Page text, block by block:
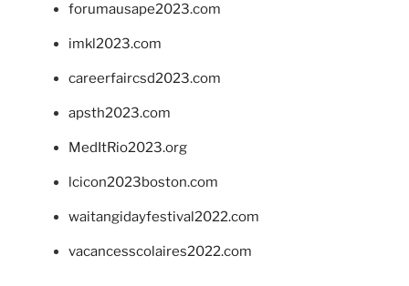
forumausape2023.com
imkl2023.com
careerfaircsd2023.com
apsth2023.com
MedItRio2023.org
lcicon2023boston.com
waitangidayfestival2022.com
vacancesscolaires2022.com